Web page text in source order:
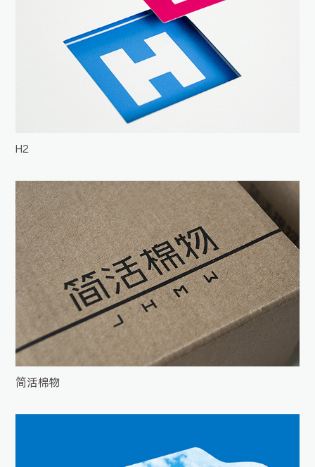
H2
简活棉物